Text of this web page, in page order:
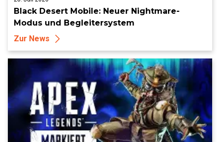
Black Desert Mobile: Neuer Nightmare-
Modus und Begleitersystem
Zur News